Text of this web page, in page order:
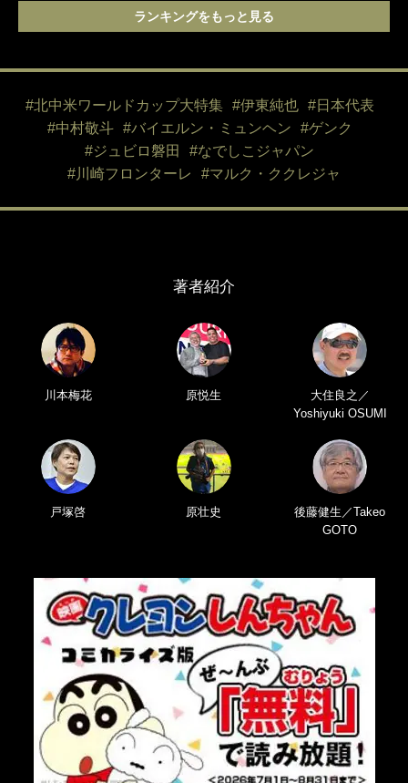
ランキングをもっと見る
#北中米ワールドカップ大特集 #伊東純也
#日本代表
#中村敬斗
#バイエルン・ミュンヘン
#ゲンク
#ジュビロ磐田
#なでしこジャパン
#川崎フロンターレ
#マルク・ククレジャ
著者紹介
川本梅花 原悦生
大住良之／
Yoshiyuki OSUMI
戸塚啓 原壮史
後藤健生／Takeo
GOTO